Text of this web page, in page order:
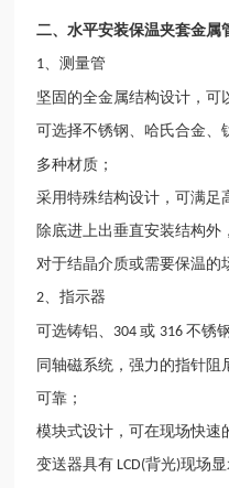
二、水平安装保温夹套金属
1 、测量管
坚固的全金属结构设计，可
可选择不锈钢、哈氏合金、
多种材质；
采用特殊结构设计，可满足
除底进上出垂直安装结构外
对于结晶介质或需要保温的
2 、指示器
可选铸铝、 304或 316不锈
同轴磁系统，强力的指针阻
可靠；
模块式设计，可在现场快速
变送器具有 LCD(背光)现场